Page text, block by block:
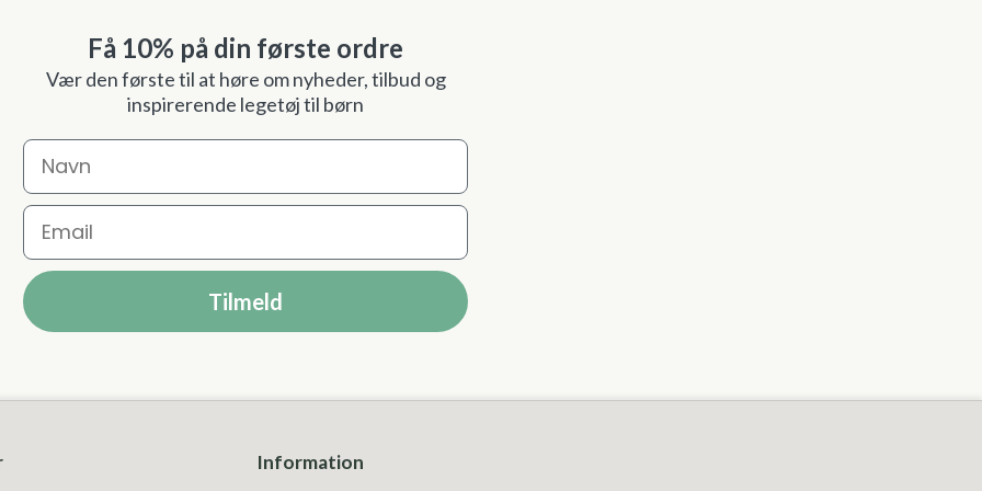
Få 10% på din første ordre
Vær den første til at høre om nyheder, tilbud og
inspirerende legetøj til børn
Navn
Email
Tilmeld
Information